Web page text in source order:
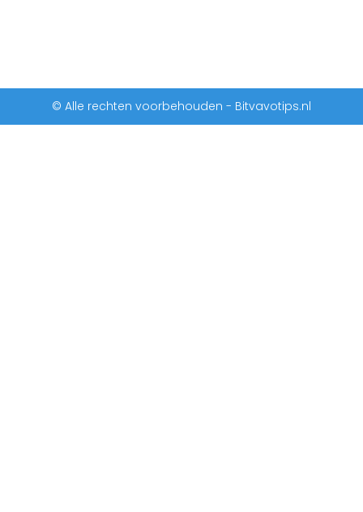
© Alle rechten voorbehouden - Bitvavotips.nl